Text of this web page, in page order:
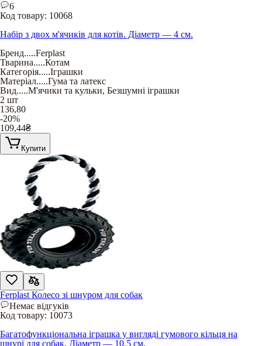
6
Код товару: 10068
Набір з двох м'ячиків для котів. Діаметр — 4 см.
Бренд.....Ferplast
Тварина.....Котам
Категорія.....Іграшки
Матеріал.....Гума та латекс
Вид.....М'ячики та кульки, Безшумні іграшки
2 шт
136,80
-20%
109,44₴
Купити
Ferplast Колесо зі шнуром для собак
Немає відгуків
Код товару: 10073
Багатофункціональна іграшка у вигляді гумового кільця на
шнурі для собак. Діаметр — 10.5 см.